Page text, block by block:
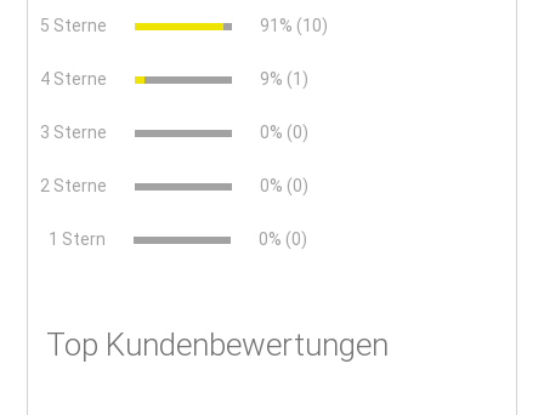
5 Sterne 91% (10)
4 Sterne 9% (1)
3 Sterne 0% (0)
2 Sterne 0% (0)
1 Stern 0% (0)
Top Kundenbewertungen